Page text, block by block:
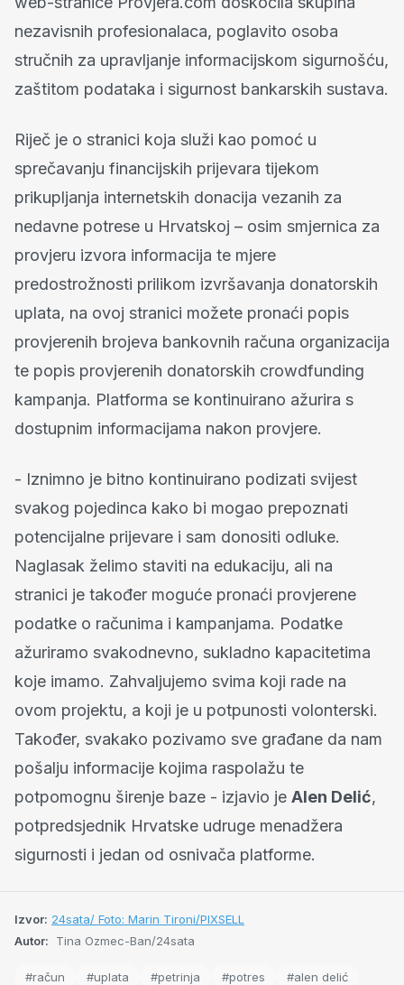
nezavisnih profesionalaca, poglavito osoba
stručnih za upravljanje informacijskom sigurnošću,
zaštitom podataka i sigurnost bankarskih sustava.
Riječ je o stranici koja služi kao pomoć u
sprečavanju financijskih prijevara tijekom
prikupljanja internetskih donacija vezanih za
nedavne potrese u Hrvatskoj – osim smjernica za
provjeru izvora informacija te mjere
predostrožnosti prilikom izvršavanja donatorskih
uplata, na ovoj stranici možete pronaći popis
provjerenih brojeva bankovnih računa organizacija
te popis provjerenih donatorskih crowdfunding
kampanja. Platforma se kontinuirano ažurira s
dostupnim informacijama nakon provjere.
- Iznimno je bitno kontinuirano podizati svijest
svakog pojedinca kako bi mogao prepoznati
potencijalne prijevare i sam donositi odluke.
Naglasak želimo staviti na edukaciju, ali na
stranici je također moguće pronaći provjerene
podatke o računima i kampanjama. Podatke
ažuriramo svakodnevno, sukladno kapacitetima
koje imamo. Zahvaljujemo svima koji rade na
ovom projektu, a koji je u potpunosti volonterski.
Također, svakako pozivamo sve građane da nam
pošalju informacije kojima raspolažu te
potpomognu širenje baze - izjavio je Alen Delić,
potpredsjednik Hrvatske udruge menadžera
sigurnosti i jedan od osnivača platforme.
Izvor: 24sata/ Foto: Marin Tironi/PIXSELL
Autor:
Tina Ozmec-Ban/24sata
#račun #uplata #petrinja #potres #alen delić